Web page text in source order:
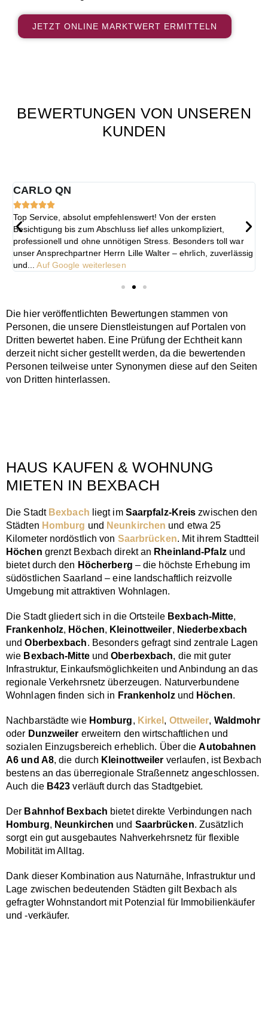
JETZT ONLINE MARKTWERT ERMITTELN
BEWERTUNGEN VON UNSEREN
KUNDEN​
CARLO QN

Top Service, absolut empfehlenswert! Von der ersten
Besichtigung bis zum Abschluss lief alles unkompliziert,
professionell und ohne unnötigen Stress. Besonders toll war
unser Ansprechpartner Herrn Lille Walter – ehrlich, zuverlässig
und...Auf Google weiterlesen
Die hier veröffentlichten Bewertungen stammen von
Personen, die unsere Dienstleistungen auf Portalen von
Dritten bewertet haben. Eine Prüfung der Echtheit kann
derzeit nicht sicher gestellt werden, da die bewertenden
Personen teilweise unter Synonymen diese auf den Seiten
von Dritten hinterlassen.
HAUS KAUFEN & WOHNUNG
MIETEN IN BEXBACH
Die Stadt Bexbach liegt im Saarpfalz-Kreis zwischen den
Städten Homburg und Neunkirchen und etwa 25
Kilometer nordöstlich von Saarbrücken. Mit ihrem Stadtteil
Höchen grenzt Bexbach direkt an Rheinland-Pfalzund
bietet durch den Höcherberg – die höchste Erhebung im
südöstlichen Saarland – eine landschaftlich reizvolle
Umgebung mit attraktiven Wohnlagen.
Die Stadt gliedert sich in die Ortsteile Bexbach-Mitte,
Frankenholz, Höchen, Kleinottweiler, Niederbexbach
undOberbexbach. Besonders gefragt sind zentrale Lagen
wie Bexbach-MitteundOberbexbach, die mit guter
Infrastruktur, Einkaufsmöglichkeiten und Anbindung an das
regionale Verkehrsnetz überzeugen. Naturverbundene
Wohnlagen finden sich in Frankenholzund Höchen.
Nachbarstädte wie Homburg, Kirkel , Ottweiler, Waldmohr
oder Dunzweiler erweitern den wirtschaftlichen und
sozialen Einzugsbereich erheblich. Über dieAutobahnen
A6 und A8, die durch Kleinottweiler verlaufen, ist Bexbach
bestens an das überregionale Straßennetz angeschlossen.
Auch die B423 verläuft durch das Stadtgebiet.
Der Bahnhof Bexbach bietet direkte Verbindungen nach
Homburg, Neunkirchen und Saarbrücken. Zusätzlich
sorgt ein gut ausgebautes Nahverkehrsnetz für flexible
Mobilität im Alltag.
Dank dieser Kombination aus Naturnähe, Infrastruktur und
Lage zwischen bedeutenden Städten gilt Bexbach als
gefragter Wohnstandort mit Potenzial für Immobilienkäufer
und -verkäufer.